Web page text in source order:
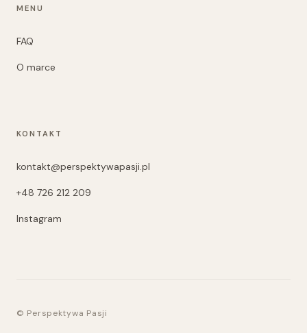
MENU
FAQ
O marce
KONTAKT
kontakt@perspektywapasji.pl
+48 726 212 209
Instagram
© Perspektywa Pasji